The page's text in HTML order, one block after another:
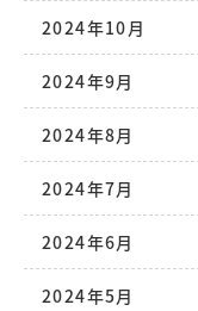
2024年10月
2024年9月
2024年8月
2024年7月
2024年6月
2024年5月